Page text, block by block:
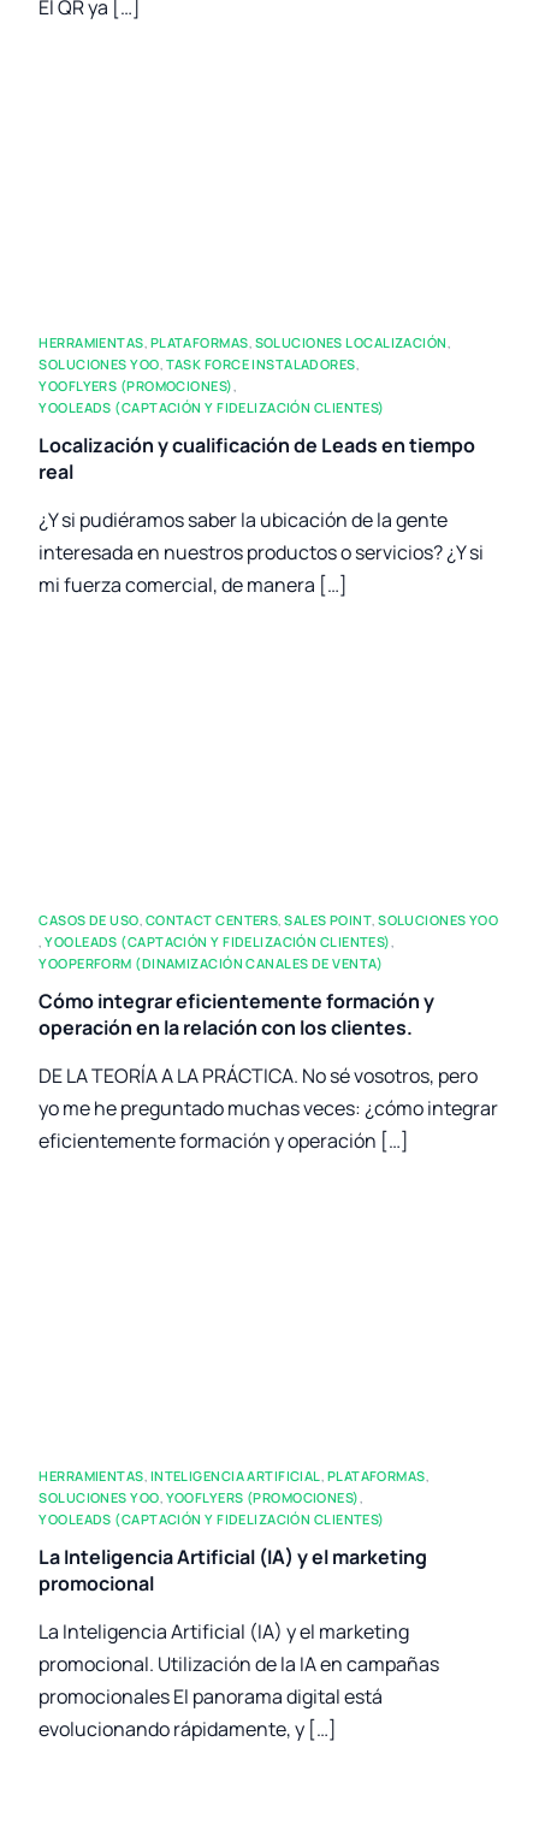
El QR ya […]
HERRAMIENTAS, PLATAFORMAS, SOLUCIONES LOCALIZACIÓN,
SOLUCIONES YOO, TASK FORCE INSTALADORES,
YOOFLYERS (PROMOCIONES),
YOOLEADS (CAPTACIÓN Y FIDELIZACIÓN CLIENTES)
Localización y cualificación de Leads en tiempo
real
¿Y si pudiéramos saber la ubicación de la gente
interesada en nuestros productos o servicios? ¿Y si
mi fuerza comercial, de manera […]
CASOS DE USO, CONTACT CENTERS,SALES POINT,SOLUCIONES YOO
,YOOLEADS (CAPTACIÓN Y FIDELIZACIÓN CLIENTES),
YOOPERFORM (DINAMIZACIÓN CANALES DE VENTA)
Cómo integrar eficientemente formación y
operación en la relación con los clientes.
DE LA TEORÍA A LA PRÁCTICA. No sé vosotros, pero
yo me he preguntado muchas veces: ¿cómo integrar
eficientemente formación y operación […]
HERRAMIENTAS, INTELIGENCIA ARTIFICIAL, PLATAFORMAS,
SOLUCIONES YOO, YOOFLYERS (PROMOCIONES),
YOOLEADS (CAPTACIÓN Y FIDELIZACIÓN CLIENTES)
La Inteligencia Artificial (IA) y el marketing
promocional
La Inteligencia Artificial (IA) y el marketing
promocional. Utilización de la IA en campañas
promocionales El panorama digital está
evolucionando rápidamente, y […]